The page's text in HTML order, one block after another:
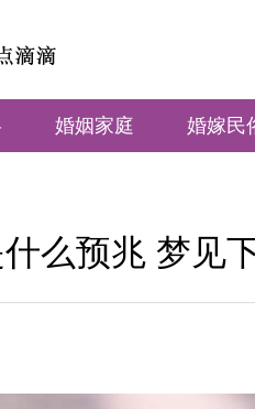
婚姻家庭 婚嫁民
么预兆 梦见